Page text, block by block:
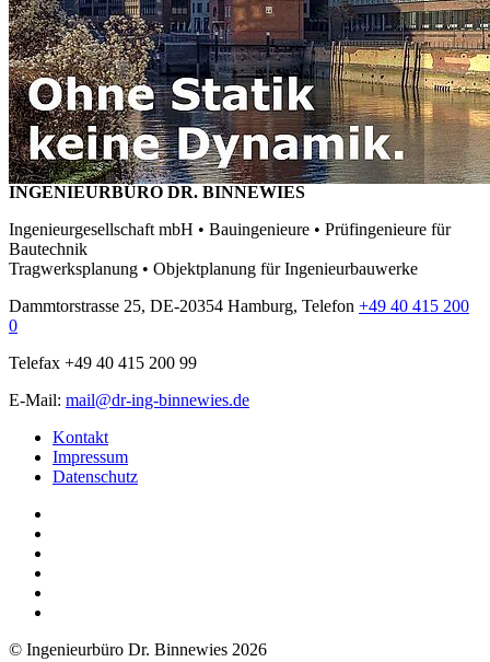
INGENIEURBÜRO DR. BINNEWIES
Ingenieurgesellschaft mbH • Bauingenieure • Prüfingenieure für
Bautechnik
Tragwerksplanung • Objektplanung für Ingenieurbauwerke
Dammtorstrasse 25, DE-20354 Hamburg, Telefon +49 40 415 200
0
Telefax +49 40 415 200 99
E-Mail: mail@dr-ing-binnewies.de
Kontakt
Impressum
Datenschutz
© Ingenieurbüro Dr. Binnewies 2026